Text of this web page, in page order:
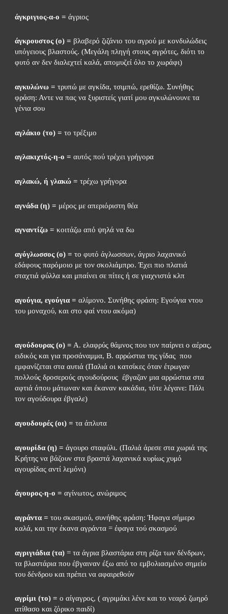
άγκριγιος-α-ο = άγριος
άγκρουστος (ο) = βλαβερό ζιζάνιο του αγρού με κονδυλώδεις
υπόγειους βλαστούς. (Μεγάλη πληγή στους αγρότες, διότι το
φυτό αν δεν διαλεχτεί καλά, απομυζεί όλο το χωράφι)
αγκυλώνω = τρυπώ με αγκίδα, τσιμπώ, ερεθίζω. Συνήθης
φράση: Αντε να πας να ξυριστείς γιατί μου αγκυλώνουνε τα
γένια σου
αγλάκιο (το) = το τρέξιμο
αγλακιχτός-η-ο = αυτός πού τρέχει γρήγορα
αγλακώ, ή γλακώ = τρέχω γρήγορα
αγνάδα (η) = μέρος με απεριόριστη θέα
αγναντίζω = κοιτάζω από ψηλά να δω
αγόγλωσσος (ο) = το φυτό άγλωσσων, άγριο λαχανικό
εδάφους παρόμοιο με τον σκολιάμπρο. Έχει πιο πλατιά
σταχτιά φύλλα και μπαίνει σε πίτες ή σε γιαχνιστά κλπ
αγούγια, εγούγια = αλίμονο. Συνήθης φράση: Εγούγια ντου
του μοναχού, και στο φαί ντου ακόμα)
αγούδουρας (ο) = Α. ελαφρύς θάμνος που τον παίρνει ο αέρας,
ειδικός και για προσάναμμα, Β. αρρώστια της γίδας  που
εμφανίζεται στα αυτιά (Παλιά οι κατσίκες όταν έτρωγαν
πολλούς δροσερούς αγουδούρους  έβγαζαν μια αρρώστια στα
αφτιά όπου μάτωναν και έκαναν κακάδια, τότε λέγανε: Πάλι
τον αγούδουρα έβγαλε)
αγουδουρές (οι) = τα άπλυτα
αγουρίδα (η) = άγουρο σταφύλι. (Παλιά άρεσε στα χωριά της
Κρήτης να βάζουν στα βραστά λαχανικά κυρίως χυμό
αγουρίδας αντί λεμόνι)
άγουρος-η-ο = αγίνωτος, ανώριμος
αγράντα = του σκασμού, συνήθης φράση: Ήφαγα σήμερο
καλά, και την έκανα αγράντα = έφαγα τού σκασμού
αγριγιάδια (τα) = τα άγρια βλαστάρια στη ρίζα των δένδρων,
τα βλαστάρια που έβγαιναν έξω από το εμβολιασμένο σημείο
του δένδρου και πρέπει να αφαιρεθούν
αγρίμι (το) = ο αίγαγρος, ( αγριμάκι λένε και το νεαρό ζωηρό
ατίθασο και ζόρικο παιδί)